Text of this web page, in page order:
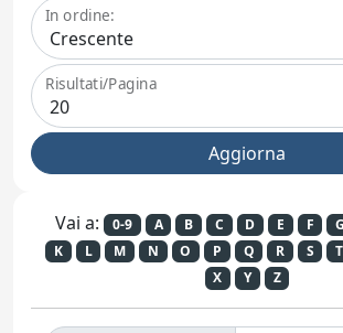
In ordine:
Risultati/Pagina
Vai a: 0-9 A B C D E F G
K
L M N O P Q R S T
X
Y Z